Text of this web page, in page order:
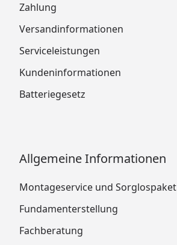
Zahlung
Versandinformationen
Serviceleistungen
Kundeninformationen
Batteriegesetz
Allgemeine Informationen
Montageservice und Sorglospaket
Fundamenterstellung
Fachberatung